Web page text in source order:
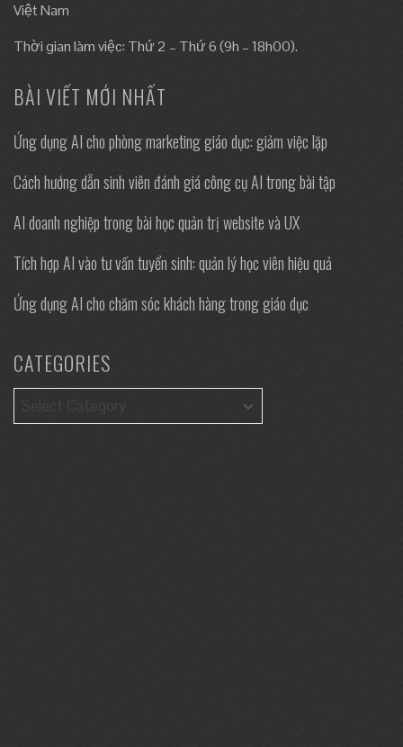
Việt Nam
Thời gian làm việc: Thứ 2 – Thứ 6 (9h – 18h00).
BÀI VIẾT MỚI NHẤT
Ứng dụng AI cho phòng marketing giáo dục: giảm việc lặp
Cách hướng dẫn sinh viên đánh giá công cụ AI trong bài tập
AI doanh nghiệp trong bài học quản trị website và UX
Tích hợp AI vào tư vấn tuyển sinh: quản lý học viên hiệu quả
Ứng dụng AI cho chăm sóc khách hàng trong giáo dục
CATEGORIES
Categories